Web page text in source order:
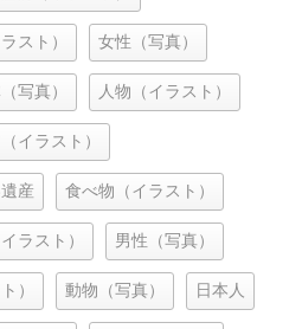
スト） 女性（写真）
写真） 人物（イラスト）
イラスト）
産 食べ物（イラスト）
ラスト） 男性（写真）
） 動物（写真） 日本人